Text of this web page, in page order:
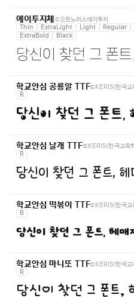
에이투지체 ©오토노머스에이투지
Thin
ExtraLight Light Regular
ExtraBold
Black
학교안심 공룡알 TTF©KERIS(한국교
R
학교안심 날개 TTF©KERIS(한국교육
R
당신이 찾던 그 폰트,
학교안심 떡볶이 TTF©KERIS(한국교
B
당신이 찾던 그 폰트, 헤매
학교안심 마니또 TTF©KERIS(한국교
R
당신이 찾던 그 폰트,